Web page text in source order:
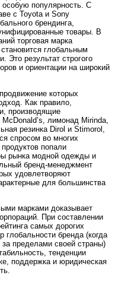
популярность. С
с Toyota и Sony
брендинга,
товары. В
торговая марка
глобальным
Это результат строгого
и ориентации на широкий
которых
Как правило,
производящие
лимонад Mirinda,
резинка Dirol и Stimorol,
спросом во многих
попали
рынка модной одежды и
бренд-менеджмент
удовлетворяют
для большинства
марками доказывает
При составлении
самых дорогих
глобальности бренда (когда
пределами своей страны)
тенденции
поддержка и юридическая